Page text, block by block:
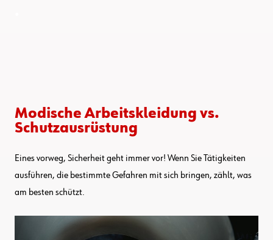
Modische Arbeitskleidung vs.
Schutzausrüstung
Eines vorweg, Sicherheit geht immer vor! Wenn Sie Tätigkeiten
ausführen, die bestimmte Gefahren mit sich bringen, zählt, was
am besten schützt.